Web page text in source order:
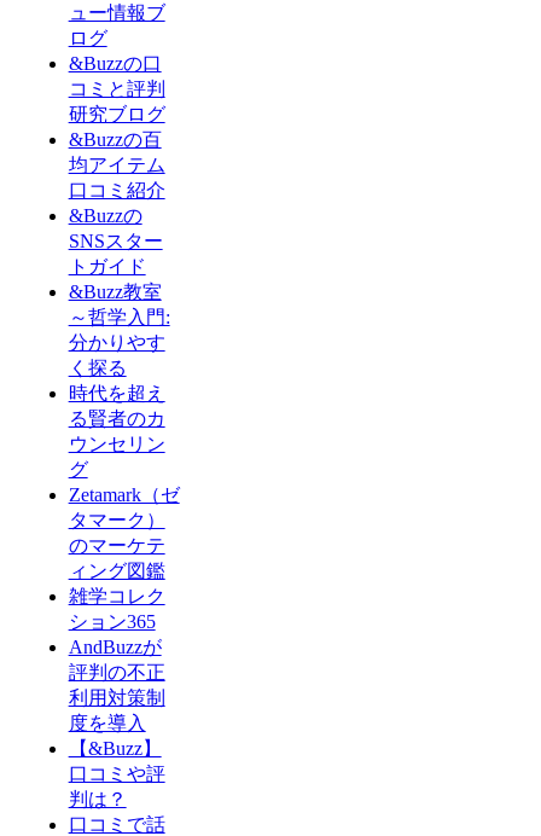
ュー情報ブ
ログ
&Buzzの口
コミと評判
研究ブログ
&Buzzの百
均アイテム
口コミ紹介
&Buzzの
SNSスター
トガイド
&Buzz教室
～哲学入門:
分かりやす
く探る
時代を超え
る賢者のカ
ウンセリン
グ
Zetamark（ゼ
タマーク）
のマーケテ
ィング図鑑
雑学コレク
ション365
AndBuzzが
評判の不正
利用対策制
度を導入
【&Buzz】
口コミや評
判は？
口コミで話